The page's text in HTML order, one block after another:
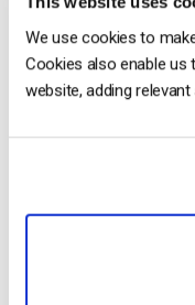
We use cookies to
Cookies also enable us
website, adding
Nella finestra di